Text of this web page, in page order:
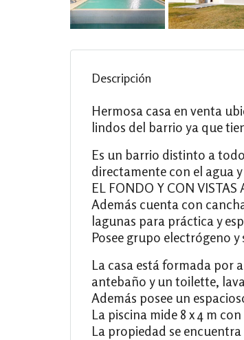
Descripción
Hermosa casa en venta
lindos del barrio ya que
Es un barrio distinto a
directamente con el agua
EL FONDO Y CON VISTAS
Además cuenta con
lagunas para práctica y
Posee grupo electrógeno
La casa está formada por
antebaño y un toilette,
Además posee un
La piscina mide 8 x 4 m
La propiedad se